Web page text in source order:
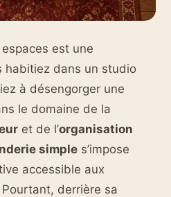
est une
habitiez dans un studio
à désengorger une
le domaine de la
et de l’organisation
simple s’impose
accessible aux
derrière sa